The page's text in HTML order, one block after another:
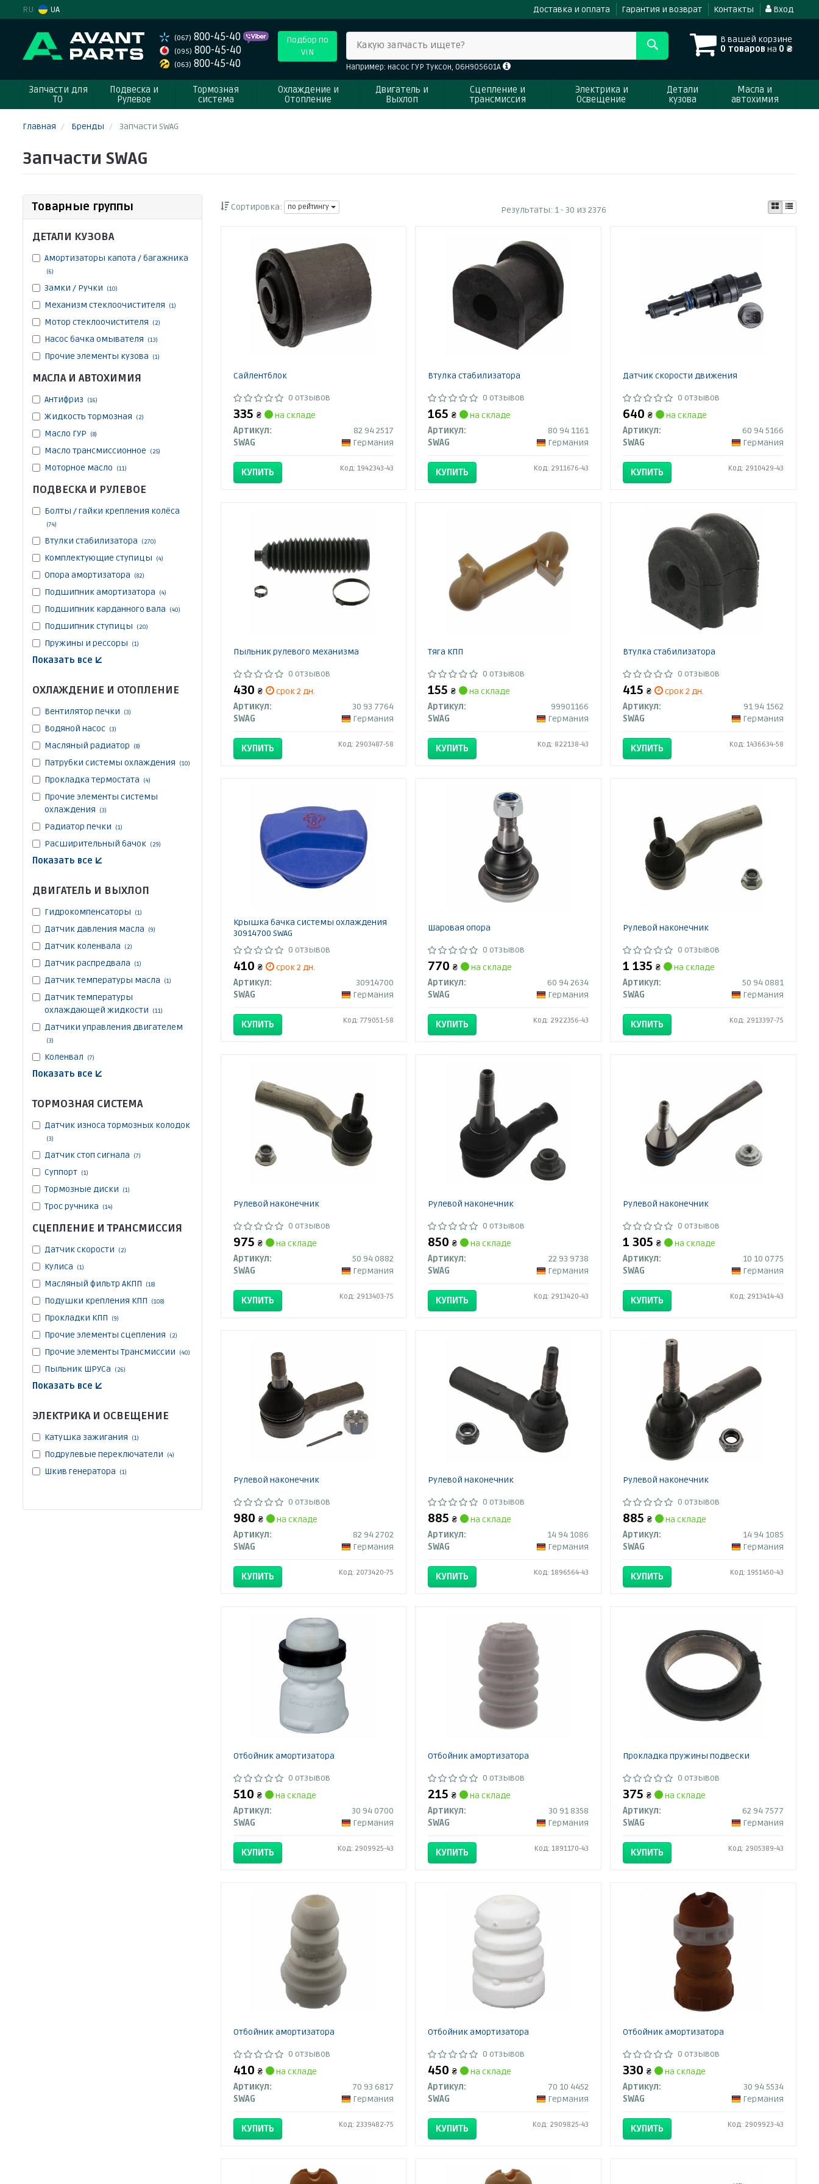
RU UA Доставка и оплата Гарантия и возврат Контакты Вход
(067) 800-45-40
(095) 800-45-40
(063) 800-45-40
Подбор по
VIN
В вашей корзине
0 товаров на 0 ₴
Какую запчасть ищете?
Например: насос ГУР Туксон, 06H905601A
Запчасти для
ТО
Подвеска и
Рулевое
Тормозная
система
Охлаждение и
Отопление
Двигатель и
Выхлоп
Сцепление и
трансмиссия
Электрика и
Освещение
Детали
кузова
Масла и
автохимия
Главная Бренды Запчасти SWAG
Запчасти SWAG
Товарные группы
ДЕТАЛИ КУЗОВА
Амортизаторы капота / багажника
(6)
Замки / Ручки (10)
Механизм стеклоочистителя (1)
Мотор стеклоочистителя (2)
Насос бачка омывателя (13)
Прочие элементы кузова (1)
МАСЛА И АВТОХИМИЯ
Антифриз (16)
Жидкость тормозная (2)
Масло ГУР (8)
Масло трансмиссионное (25)
Моторное масло (11)
ПОДВЕСКА И РУЛЕВОЕ
Болты / гайки крепления колёса
(74)
Втулки стабилизатора (270)
Комплектующие ступицы (4)
Опора амортизатора (82)
Подшипник амортизатора (4)
Подшипник карданного вала (40)
Подшипник ступицы (20)
Пружины и рессоры (1)
Показать все ↓
ОХЛАЖДЕНИЕ И ОТОПЛЕНИЕ
Вентилятор печки (3)
Водяной насос (3)
Масляный радиатор (8)
Патрубки системы охлаждения (10)
Прокладка термостата (4)
Прочие элементы системы
охлаждения
(3)
Радиатор печки (1)
Расширительный бачок (29)
Показать все ↓
ДВИГАТЕЛЬ И ВЫХЛОП
Гидрокомпенсаторы (1)
Датчик давления масла (9)
Датчик коленвала (2)
Датчик распредвала (1)
Датчик температуры масла (1)
Датчик температуры
охлаждающей жидкости
(11)
Датчики управления двигателем
(3)
Коленвал (7)
Показать все ↓
ТОРМОЗНАЯ СИСТЕМА
Датчик износа тормозных колодок
(3)
Датчик стоп сигнала (7)
Суппорт (1)
Тормозные диски (1)
Трос ручника (14)
СЦЕПЛЕНИЕ И ТРАНСМИССИЯ
Датчик скорости (2)
Кулиса (1)
Масляный фильтр АКПП (18)
Подушки крепления КПП (108)
Прокладки КПП (9)
Прочие элементы сцепления (2)
Прочие элементы Трансмиссии (40)
Пыльник ШРУСа (26)
Показать все ↓
ЭЛЕКТРИКА И ОСВЕЩЕНИЕ
Катушка зажигания (1)
Подрулевые переключатели (4)
Шкив генератора (1)
Сортировка: по рейтингу Результаты: 1 - 30 из 2376
Сайлентблок
0 отзывов
335 ₴
на складе
Артикул:
82 94 2517
SWAG
Германия
КУПИТЬ Код: 1942343-43
Втулка стабилизатора
0 отзывов
165₴
на складе
Артикул:
80 94 1161
SWAG
Германия
КУПИТЬ Код: 2911676-43
Датчик скорости движения
0 отзывов
640₴
на складе
Артикул:
60 94 5166
SWAG
Германия
КУПИТЬ Код: 2910429-43
Пыльник рулевого механизма
0 отзывов
430 ₴
срок 2 дн.
Артикул:
30 93 7764
SWAG
Германия
КУПИТЬ Код: 2903487-58
Тяга КПП
0 отзывов
155₴
на складе
Артикул:
99901166
SWAG
Германия
КУПИТЬ Код: 822138-43
Втулка стабилизатора
0 отзывов
415₴
срок 2 дн.
Артикул:
91 94 1562
SWAG
Германия
КУПИТЬ Код: 1436634-58
Крышка бачка системы охлаждения
30914700 SWAG
0 отзывов
410 ₴
срок 2 дн.
Артикул:
30914700
SWAG
Германия
КУПИТЬ Код: 779051-58
Шаровая опора
0 отзывов
770₴
на складе
Артикул:
60 94 2634
SWAG
Германия
КУПИТЬ Код: 2922356-43
Рулевой наконечник
0 отзывов
1 135₴
на складе
Артикул:
50 94 0881
SWAG
Германия
КУПИТЬ Код: 2913397-75
Рулевой наконечник
0 отзывов
975 ₴
на складе
Артикул:
50 94 0882
SWAG
Германия
КУПИТЬ Код: 2913403-75
Рулевой наконечник
0 отзывов
850₴
на складе
Артикул:
22 93 9738
SWAG
Германия
КУПИТЬ Код: 2913420-43
Рулевой наконечник
0 отзывов
1 305₴
на складе
Артикул:
10 10 0775
SWAG
Германия
КУПИТЬ Код: 2913414-43
Рулевой наконечник
0 отзывов
980 ₴
на складе
Артикул:
82 94 2702
SWAG
Германия
КУПИТЬ Код: 2073420-75
Рулевой наконечник
0 отзывов
885₴
на складе
Артикул:
14 94 1086
SWAG
Германия
КУПИТЬ Код: 1896564-43
Рулевой наконечник
0 отзывов
885₴
на складе
Артикул:
14 94 1085
SWAG
Германия
КУПИТЬ Код: 1951450-43
Отбойник амортизатора
0 отзывов
510 ₴
на складе
Артикул:
30 94 0700
SWAG
Германия
КУПИТЬ Код: 2909925-43
Отбойник амортизатора
0 отзывов
215₴
на складе
Артикул:
30 91 8358
SWAG
Германия
КУПИТЬ Код: 1891170-43
Прокладка пружины подвески
0 отзывов
375₴
на складе
Артикул:
62 94 7577
SWAG
Германия
КУПИТЬ Код: 2905389-43
Отбойник амортизатора
0 отзывов
410 ₴
на складе
Артикул:
70 93 6817
SWAG
Германия
КУПИТЬ Код: 2339482-75
Отбойник амортизатора
0 отзывов
450₴
на складе
Артикул:
70 10 4452
SWAG
Германия
КУПИТЬ Код: 2909825-43
Отбойник амортизатора
0 отзывов
330₴
на складе
Артикул:
30 94 5534
SWAG
Германия
КУПИТЬ Код: 2909923-43